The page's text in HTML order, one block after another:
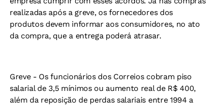
realizadas após a greve, os fornecedores dos
produtos devem informar aos consumidores, no ato
da compra, que a entrega poderá atrasar.
Greve - Os funcionários dos Correios cobram piso
salarial de 3,5 mínimos ou aumento real de R$ 400,
além da reposição de perdas salariais entre 1994 a